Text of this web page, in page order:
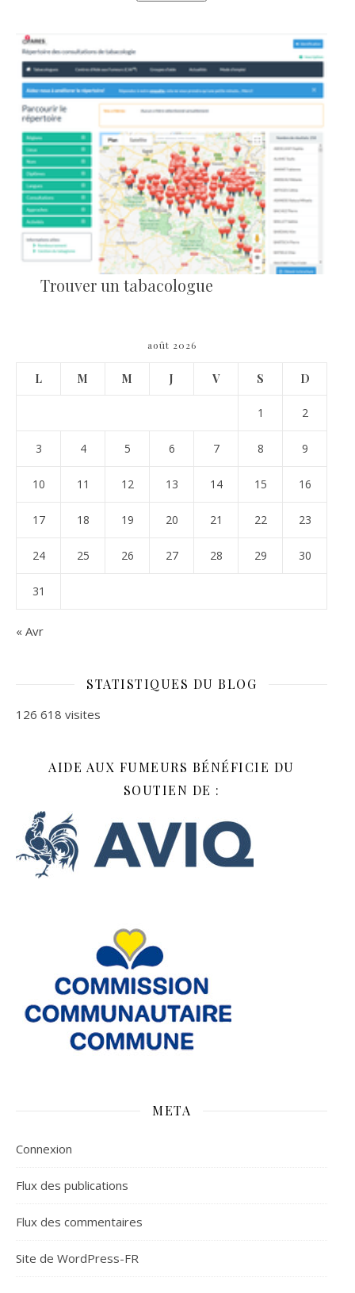
Trouver un tabacologue
août 2026
L M M J V S D
1 2
3 4 5 6 7 8 9
10 11 12 13 14 15 16
17 18 19 20 21 22 23
24 25 26 27 28 29 30
31
« Avr
STATISTIQUES DU BLOG
126 618 visites
AIDE AUX FUMEURS BÉNÉFICIE DU
SOUTIEN DE :
META
Connexion
Flux des publications
Flux des commentaires
Site de WordPress-FR